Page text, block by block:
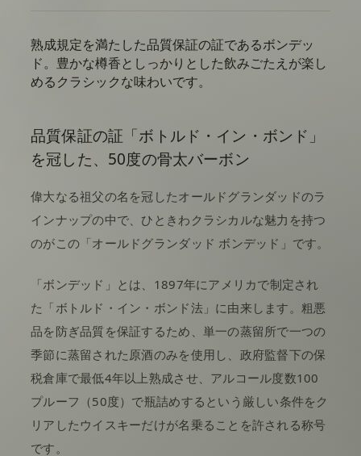
熟成規定を満たした品質保証の証であるボンデッ
ド。豊かな樽香としっかりとした飲みごたえが楽し
めるクラシックな味わいです。
品質保証の証「ボトルド・イン・ボンド」
を冠した、50度の骨太バーボン
偉大なる祖父の名を冠したオールドグランダッドのラ
インナップの中で、ひときわクラシカルな魅力を持つ
のがこの「オールドグランダッド ボンデッド」です。
「ボンデッド」とは、1897年にアメリカで制定され
た「ボトルド・イン・ボンド法」に由来します。粗悪
品を防ぎ品質を保証するため、単一の蒸留所で一つの
季節に蒸留された原酒のみを使用し、政府監督下の保
税倉庫で最低4年以上熟成させ、アルコール度数100
プルーフ（50度）で瓶詰めするという厳しい条件をク
リアしたウイスキーだけが名乗ることを許される称号
です。